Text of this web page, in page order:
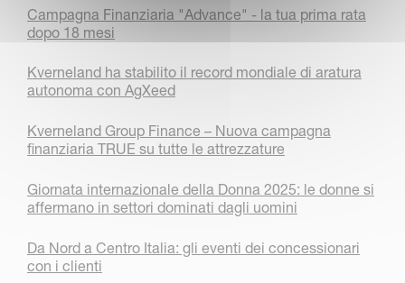
Campagna Finanziaria "Advance" - la tua prima rata
dopo 18 mesi
Kverneland ha stabilito il record mondiale di aratura
autonoma con AgXeed
Kverneland Group Finance – Nuova campagna
finanziaria TRUE su tutte le attrezzature
Giornata internazionale della Donna 2025: le donne si
affermano in settori dominati dagli uomini
Da Nord a Centro Italia: gli eventi dei concessionari
con i clienti